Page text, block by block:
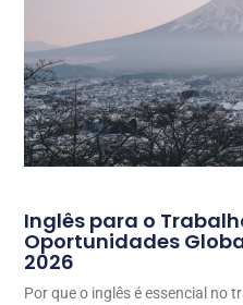
Inglês para o
Oportunidades
2026
Por que o inglês é essencial no